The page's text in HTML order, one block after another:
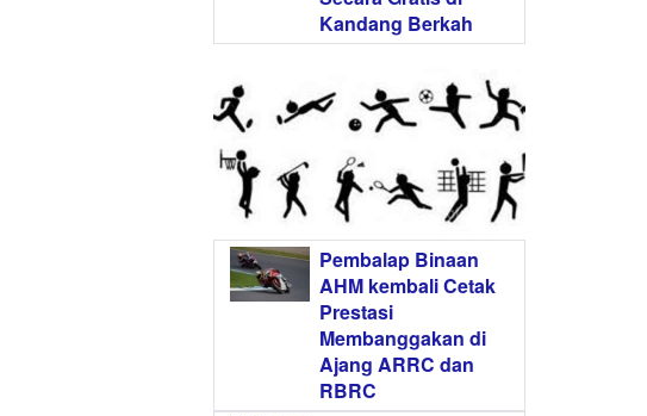
Kandang Berkah
Pembalap Binaan
AHM kembali Cetak
Prestasi
Membanggakan di
Ajang ARRC dan
RBRC